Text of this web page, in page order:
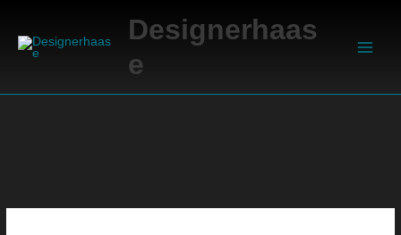
springen
Designerhaas
e